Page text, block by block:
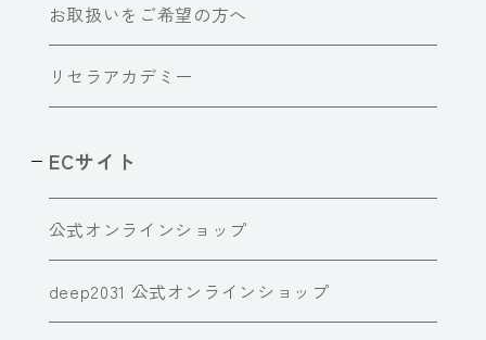
お取扱いをご希望の方へ
リセラアカデミー
ECサイト
公式オンラインショップ
deep2031 公式オンラインショップ